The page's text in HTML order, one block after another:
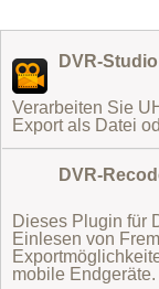
DVR-
Verarbeiten Sie
Export als Datei
DVR-
Dieses Plugin für
Einlesen von
mobile Endgeräte.